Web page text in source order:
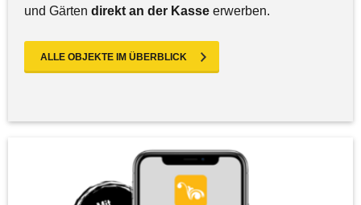
und Gärten direkt an der Kasse erwerben.
ALLE OBJEKTE IM ÜBERBLICK